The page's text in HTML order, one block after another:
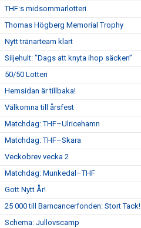
THF:s midsommarlotteri
Thomas Högberg Memorial Trophy
Nytt tränarteam klart
Siljehult: ”Dags att knyta ihop säcken”
50/50 Lotteri
Hemsidan är tillbaka!
Välkomna till årsfest
Matchdag: THF–Ulricehamn
Matchdag: THF–Skara
Veckobrev vecka 2
Matchdag: Munkedal–THF
Gott Nytt År!
25 000 till Barncancerfonden: Stort Tack!
Schema: Jullovscamp